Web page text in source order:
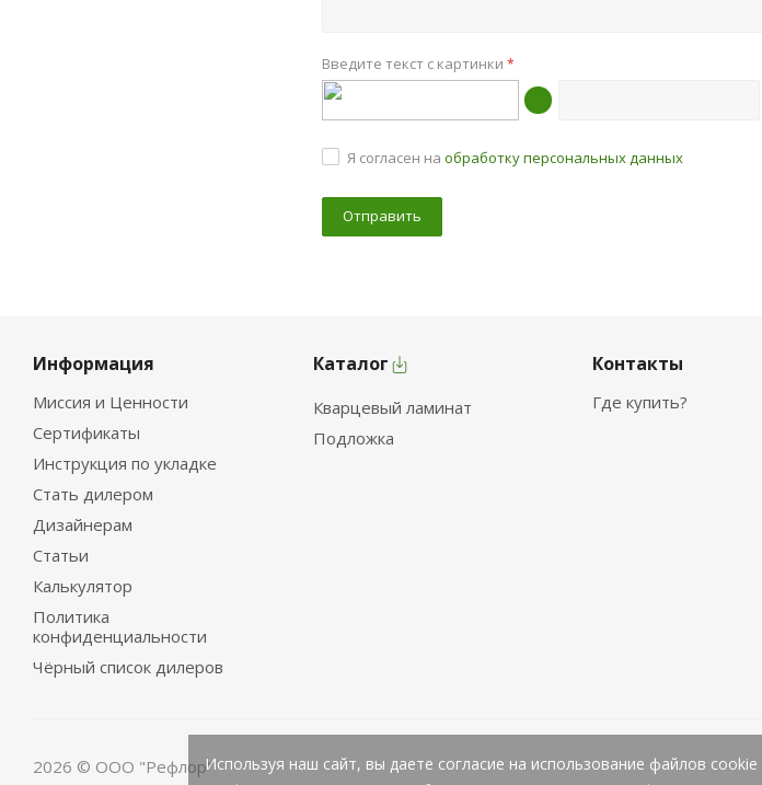
Введите текст с картинки *
Я согласен на обработку персональных данных
Информация
Миссия и Ценности
Сертификаты
Инструкция по укладке
Стать дилером
Дизайнерам
Статьи
Калькулятор
Политика
конфиденциальности
Чёрный список дилеров
Каталог
Кварцевый ламинат
Подложка
Контакты
Где купить?
2026 © ООО "Рефлор"Используя наш сайт, вы даете согласие на использование файлов